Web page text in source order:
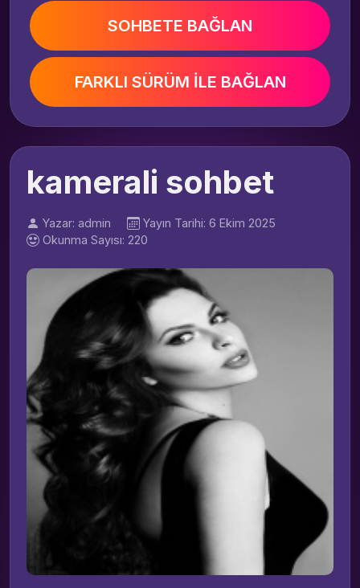
SOHBETE BAĞLAN
FARKLI SÜRÜM İLE BAĞLAN
kamerali sohbet
Yazar: admin
Yayın Tarihi: 6 Ekim 2025
Okunma Sayısı: 220